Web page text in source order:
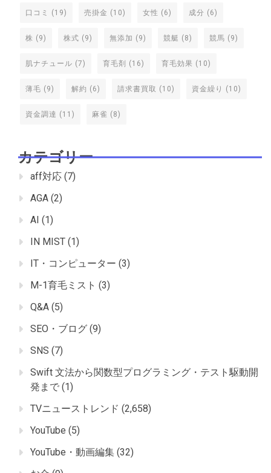
口コミ (19) 売掛金 (10) 女性 (6) 成分 (6)
株 (9) 株式 (9) 無添加 (9) 競艇 (8) 競馬 (9)
肌ナチュール (7) 育毛剤 (16) 育毛効果 (10)
薄毛 (9) 解約 (6) 請求書買取 (10) 資金繰り (10)
資金調達 (11) 麻雀 (8)
カテゴリー
aff対応 (7)
AGA (2)
AI (1)
IN MIST (1)
IT・コンピューター (3)
M-1育毛ミスト (3)
Q&A (5)
SEO・ブログ (9)
SNS (7)
Swift 文法から関数型プログラミング・テスト駆動開
発まで (1)
TVニューストレンド (2,658)
YouTube (5)
YouTube・動画編集 (32)